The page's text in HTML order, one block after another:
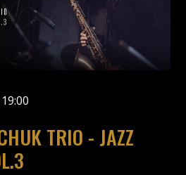
TRIO - JAZZ